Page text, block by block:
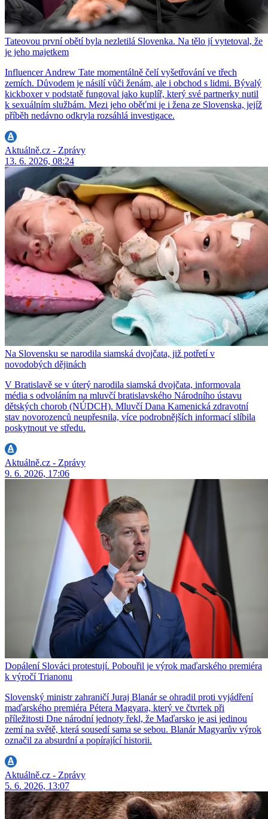
Tateovou první obětí byla nezletilá Slovenka. Na tělo jí vytetoval, že
je jeho majetkem
Influencer Andrew Tate momentálně čelí vyšetřování ve třech
zemích. Důvodem je násilí vůči ženám, ale i obchod s lidmi. Bývalý
kickboxer v podstatě fungoval jako kuplíř, který své partnerky nutil
k sexuálním službám. Mezi jeho oběťmi je i žena ze Slovenska, jejíž
příběh nedávno odkryla rozsáhlá investigace.
Aktuálně.cz - Zprávy
13. 6. 2026, 08:24
Na Slovensku se narodila siamská dvojčata, již potřetí v
novodobých dějinách
V Bratislavě se v úterý narodila siamská dvojčata, informovala
média s odvoláním na mluvčí bratislavského Národního ústavu
dětských chorob (NÚDCH). Mluvčí Dana Kamenická zdravotní
stav novorozenců neupřesnila, více podrobnějších informací slíbila
poskytnout ve středu.
Aktuálně.cz - Zprávy
9. 6. 2026, 17:06
Dopálení Slováci protestují. Pobouřil je výrok maďarského premiéra
k výročí Trianonu
Slovenský ministr zahraničí Juraj Blanár se ohradil proti vyjádření
maďarského premiéra Pétera Magyara, který ve čtvrtek při
příležitosti Dne národní jednoty řekl, že Maďarsko je asi jedinou
zemí na světě, která sousedí sama se sebou. Blanár Magyarův výrok
označil za absurdní a popírající historii.
Aktuálně.cz - Zprávy
5. 6. 2026, 13:07